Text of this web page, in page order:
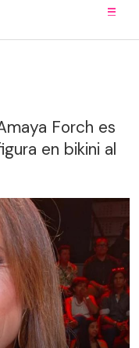
Forch es
en bikini al